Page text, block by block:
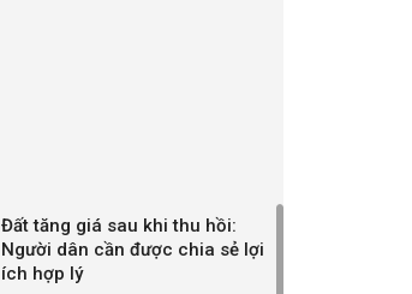
Đất tăng giá sau khi thu hồi:
Người dân cần được chia sẻ lợi
ích hợp lý